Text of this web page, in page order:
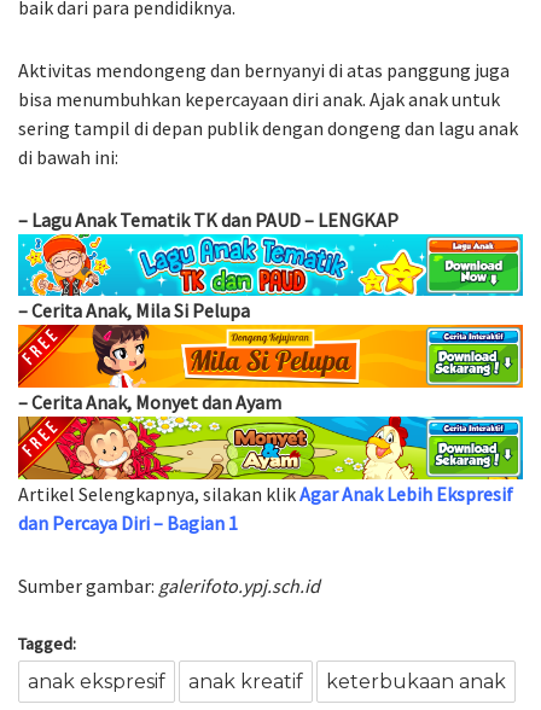
baik dari para pendidiknya.
Aktivitas mendongeng dan bernyanyi di atas panggung juga
bisa menumbuhkan kepercayaan diri anak. Ajak anak untuk
sering tampil di depan publik dengan dongeng dan lagu anak
di bawah ini:
– Lagu Anak Tematik TK dan PAUD – LENGKAP
–Cerita Anak, Mila Si Pelupa
–Cerita Anak, Monyet dan Ayam
Artikel Selengkapnya, silakan klikAgar Anak Lebih Ekspresif
dan Percaya Diri – Bagian 1
Sumber gambar: galerifoto.ypj.sch.id
Tagged:
anak ekspresif anak kreatif keterbukaan anak